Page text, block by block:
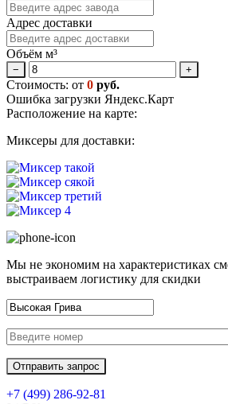
Адрес доставки
Объём м³
− +
Стоимость: от 0 руб.
Ошибка загрузки Яндекс.Карт
Расположение на карте:
Миксеры для доставки:
Мы не экономим на характеристиках
выстраиваем логистику для скидки
+7 (499) 286-92-81